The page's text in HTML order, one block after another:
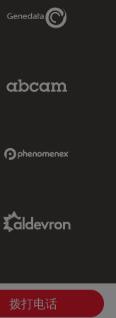
Genedata Link
拨打电话